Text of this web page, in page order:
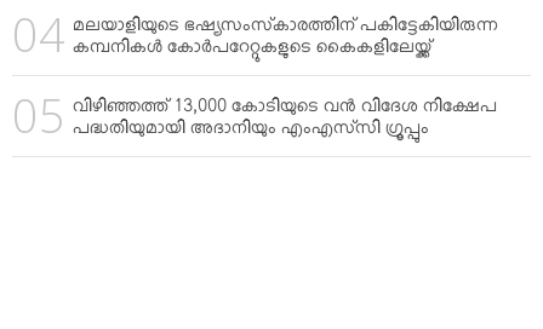
മലയാളിയുടെ ഭഷ്യസംസ്‌കാരത്തിന് പകിട്ടേകിയിരുന്ന
കമ്പനികള്‍ കോര്‍പറേറ്റുകളുടെ കൈകളിലേയ്ക്ക്
വിഴിഞ്ഞത്ത് 13,000 കോടിയുടെ വന്‍ വിദേശ നിക്ഷേപ
പദ്ധതിയുമായി അദാനിയും എംഎസ്‌സി ഗ്രൂപ്പും